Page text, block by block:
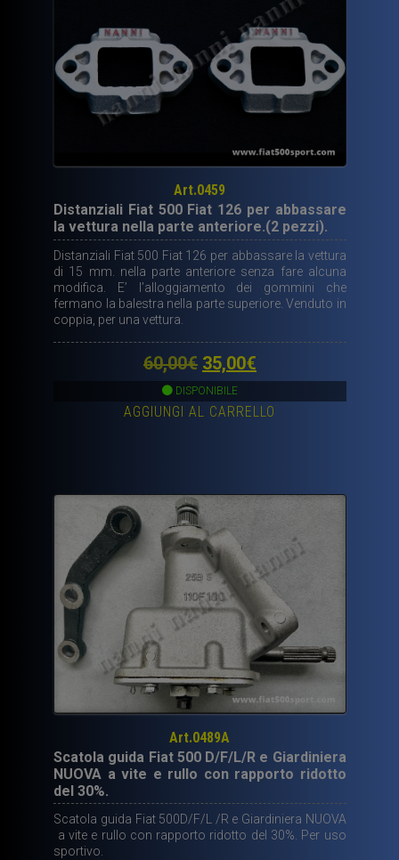
Art.0459
Distanziali Fiat 500 Fiat 126 per abbassare
la vettura nella parte anteriore.(2 pezzi).
Distanziali Fiat 500 Fiat 126 per abbassare la vettura
di 15 mm. nella parte anteriore senza fare alcuna
modifica. E’ l’alloggiamento dei gommini che
fermano la balestra nella parte superiore. Venduto in
coppia, per una vettura.
60,00€ Il
prezzo
originale
35,00€Il
attuale
DISPONIBILE
AGGIUNGI AL CARRELLO
Art.0489A
Scatola guida Fiat 500 D/F/L/R e Giardiniera
NUOVA a vite e rullo con rapporto ridotto
del 30%.
Scatola guida Fiat 500D/F/L /R e Giardiniera NUOVA
a vite e rullo con rapporto ridotto del 30%. Per uso
sportivo.